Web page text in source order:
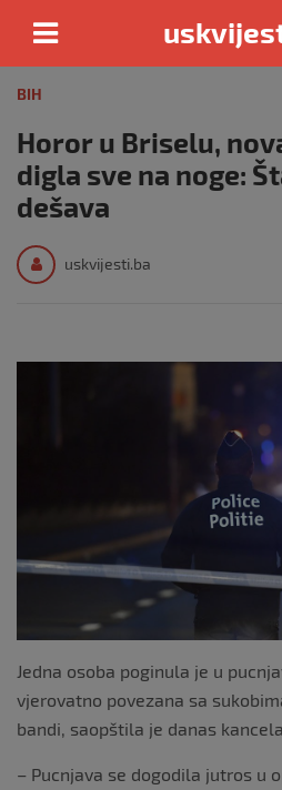
content
BIH
Horor u Briselu,
digla sve na noge:
dešava
uskvijesti.ba
Jedna osoba poginula je u
vjerovatno povezana sa
bandi, saopštila je danas
– Pucnjava se dogodila jutros u